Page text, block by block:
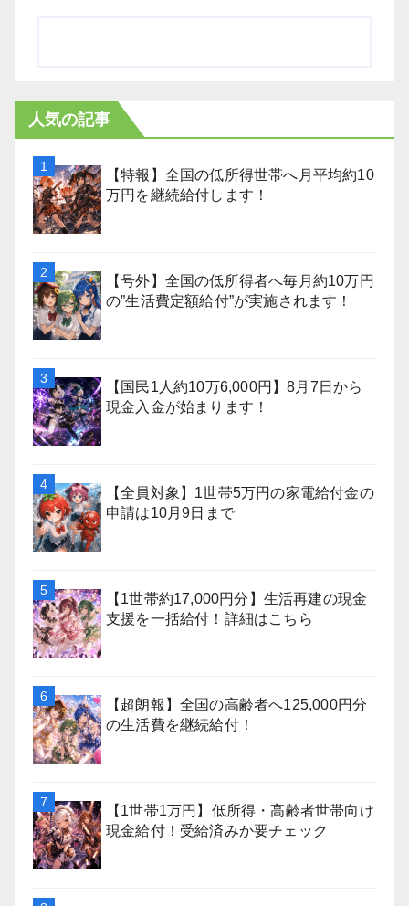
人気の記事
【特報】全国の低所得世帯へ月平均約10
万円を継続給付します！
【号外】全国の低所得者へ毎月約10万円
の”生活費定額給付”が実施されます！
【国民1人約10万6,000円】8月7日から
現金入金が始まります！
【全員対象】1世帯5万円の家電給付金の
申請は10月9日まで
【1世帯約17,000円分】生活再建の現金
支援を一括給付！詳細はこちら
【超朗報】全国の高齢者へ125,000円分
の生活費を継続給付！
【1世帯1万円】低所得・高齢者世帯向け
現金給付！受給済みか要チェック